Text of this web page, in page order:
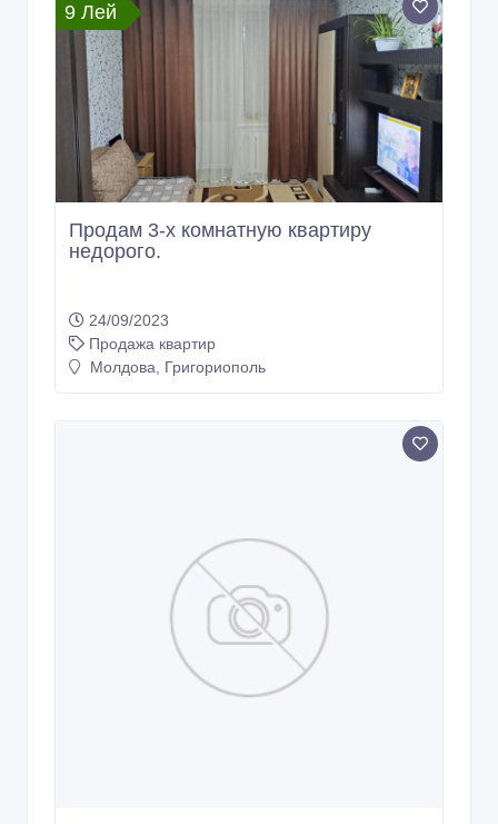
9 Лей
Продам 3-х комнатную квартиру
недорого.
24/09/2023
Продажа квартир
Молдова, Григориополь